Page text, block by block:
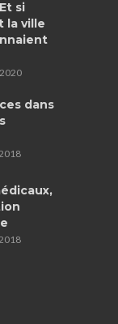
si
la ville
dans